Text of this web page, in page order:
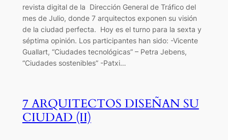
revista digital de la Dirección General de Tráfico del
mes de Julio, donde 7 arquitectos exponen su visión
de la ciudad perfecta. Hoy es el turno para la sexta y
séptima opinión. Los participantes han sido: -Vicente
Guallart, “Ciudades tecnológicas” – Petra Jebens,
“Ciudades sostenibles” -Patxi…
7 ARQUITECTOS DISEÑAN SU
CIUDAD (II)